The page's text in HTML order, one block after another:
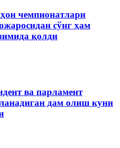
чемпионатлари
сўнг ҳам
қолди
ва парламент
дам олиш куни